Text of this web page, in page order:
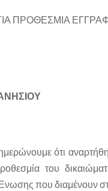
ΠΡΟΘΕΣΜΙΑ
ότι αναρτήθηκε
του
που διαμένουν